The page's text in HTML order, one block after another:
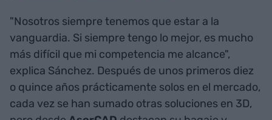
"Nosotros siempre tenemos que estar a la
vanguardia. Si siempre tengo lo mejor, es mucho
más difícil que mi competencia me alcance",
explica Sánchez. Después de unos primeros diez
o quince años prácticamente solos en el mercado,
cada vez se han sumado otras soluciones en 3D,